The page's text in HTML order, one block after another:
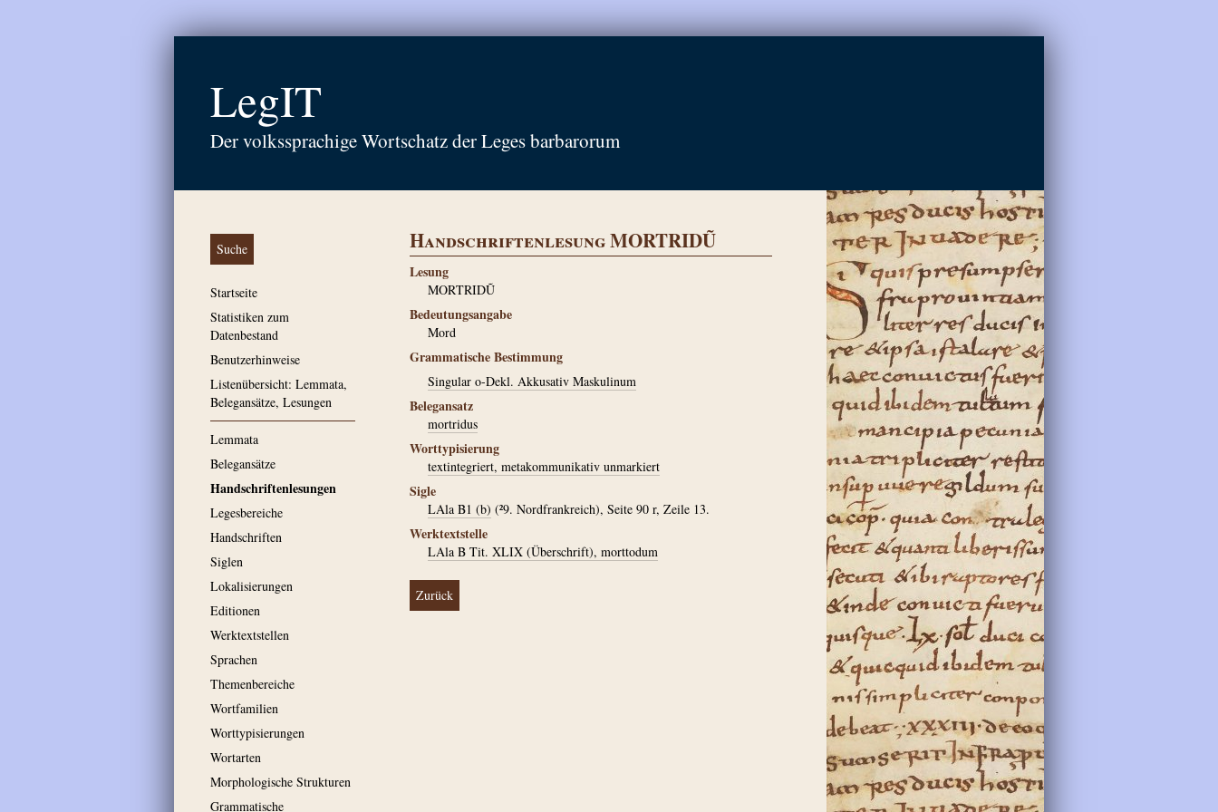
LegIT
Der volkssprachige Wortschatz der Leges barbarorum
Suche
Startseite
Statistiken zum
Datenbestand
Benutzerhinweise
Listenübersicht: Lemmata,
Belegansätze, Lesungen
Lemmata
Belegansätze
Handschriftenlesungen
Legesbereiche
Handschriften
Siglen
Lokalisierungen
Editionen
Werktextstellen
Sprachen
Themenbereiche
Wortfamilien
Worttypisierungen
Wortarten
Morphologische Strukturen
Grammatische
Handschriftenlesung MORTRIDŨ
Lesung
MORTRIDŨ
Bedeutungsangabe
Mord
Grammatische Bestimmung
Singular o-Dekl. Akkusativ Maskulinum
Belegansatz
mortridus
Worttypisierung
textintegriert, metakommunikativ unmarkiert
Sigle
LAla B1 (b) (²9. Nordfrankreich), Seite 90 r, Zeile 13.
Werktextstelle
LAla B Tit. XLIX (Überschrift), morttodum
Zurück